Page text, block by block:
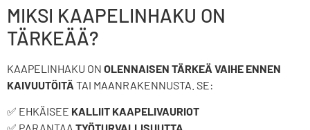
MIKSI KAAPELINHAKU ON
TÄRKEÄÄ?
KAAPELINHAKU ON OLENNAISEN TÄRKEÄ VAIHE ENNEN
KAIVUUTÖITÄ TAI MAANRAKENNUSTA. SE:
✅ EHKÄISEE KALLIIT KAAPELIVAURIOT